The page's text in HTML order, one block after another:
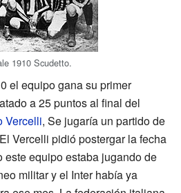
1910 Scudetto.
el equipo gana su primer
a 25 puntos al final del
Vercelli, Se jugaría un partido de
Vercelli pidió postergar la fecha
este equipo estaba jugando de
militar y el Inter había ya